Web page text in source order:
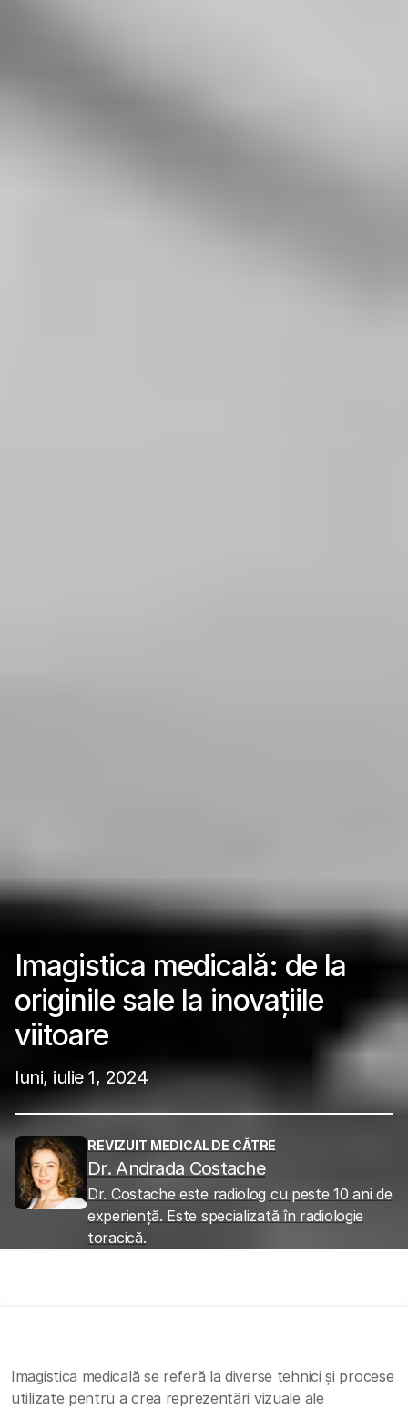
Imagistica medicală: de la
originile sale la inovațiile
viitoare
luni, iulie 1, 2024
REVIZUIT MEDICAL DE CĂTRE
Dr. Andrada Costache
Dr. Costache este radiolog cu peste 10 ani de
experiență. Este specializată în radiologie
toracică.
Imagistica medicală se referă la diverse tehnici și procese
utilizate pentru a crea reprezentări vizuale ale